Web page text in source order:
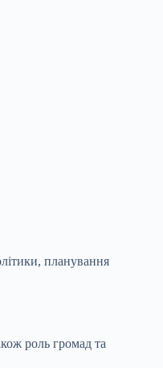
планування
роль громад та